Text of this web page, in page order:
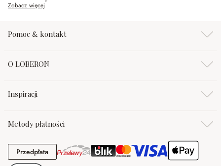
Zobacz więcej
Pomoc & kontakt
O LOBERON
Inspiracji
Metody płatności
PrzedpłataPrzedpłata